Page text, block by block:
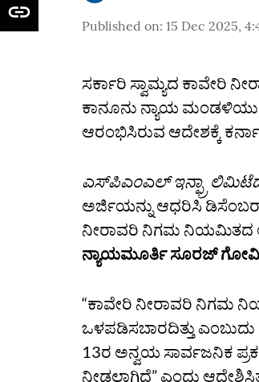
Published on: 15 Dec 2025,
ಸರ್ಕಾರಿ ಸ್ವಾಮ್ಯದ ಕಾವೇರಿ
ಕಾನೂನು ನ್ಯಾಯ
ಆರಂಭಿಸಿರುವ ಆದೇಶಕ್ಕೆ
ಎಸ್‌ಪಿಎಂಎಲ್‌ ಇನ್ಫ್ರಾ
ಅರ್ಜಿಯನ್ನು ಆಧರಿಸಿ ಡಿಸೆಂಬರ್‌
ನೀರಾವರಿ ನಿಗಮ ನಿಯಮಿತದ
ನ್ಯಾಯಮೂರ್ತಿ ಸೂರಜ್‌
“ಕಾವೇರಿ ನೀರಾವರಿ ನಿಗಮ
ಒಳಪಡಿಸಬಾರದಿತ್ತು
13ರ ಅನ್ವಯ ಸಾರ್ವಜನಿಕ
ನೀಡಲಾಗಿದೆ” ಎಂದು